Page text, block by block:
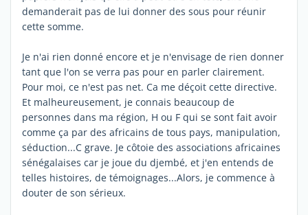
demanderait pas de lui donner des sous pour réunir
cette somme.
Je n'ai rien donné encore et je n'envisage de rien donner
tant que l'on se verra pas pour en parler clairement.
Pour moi, ce n'est pas net. Ca me déçoit cette directive.
Et malheureusement, je connais beaucoup de
personnes dans ma région, H ou F qui se sont fait avoir
comme ça par des africains de tous pays, manipulation,
séduction...C grave. Je côtoie des associations africaines
sénégalaises car je joue du djembé, et j'en entends de
telles histoires, de témoignages...Alors, je commence à
douter de son sérieux.